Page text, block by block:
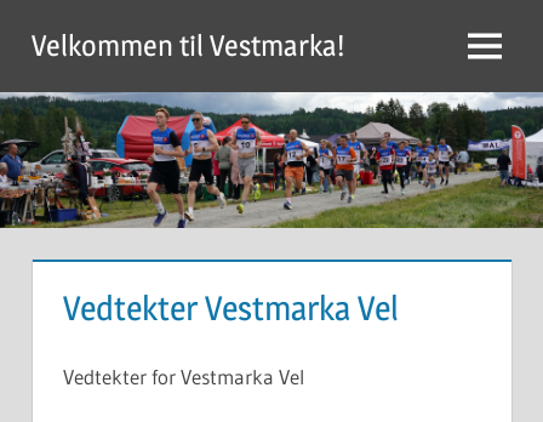
content
Velkommen til Vestmarka! Menu
Vedtekter Vestmarka Vel
Vedtekter for Vestmarka Vel